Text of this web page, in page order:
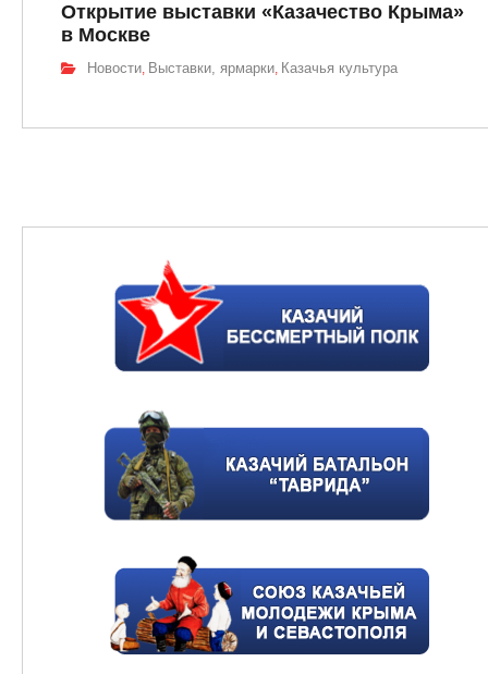
Открытие выставки «Казачество Крыма»
в Москве
Новости, Выставки, ярмарки, Казачья культура